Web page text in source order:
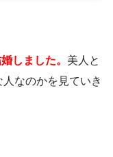
しました。 美人と
なのかを見ていき